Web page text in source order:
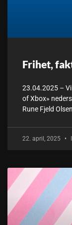
Frihet,
23.04.2025 –
of Xbox»
Rune Fjeld
22. april, 2025